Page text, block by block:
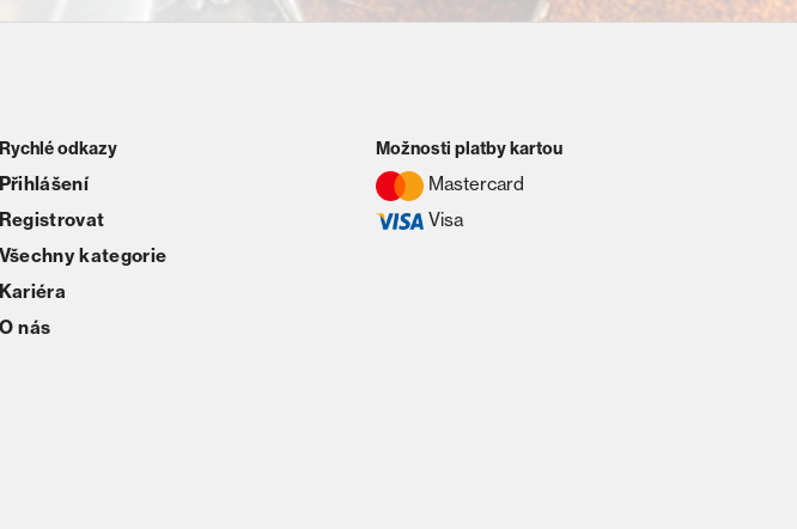
Rychlé odkazy
Přihlášení
Registrovat
Všechny kategorie
Kariéra
O nás
Možnosti platby kartou
Mastercard
Visa